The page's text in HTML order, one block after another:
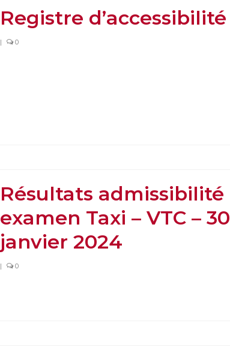
Registre d’accessibilité
| 0
Résultats admissibilité
examen Taxi – VTC – 30
janvier 2024
| 0